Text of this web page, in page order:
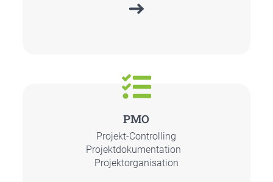
PMO
Pro­jekt-Con­trol­ling
Pro­jekt­do­ku­men­ta­ti­on
Pro­jekt­orga­ni­sa­ti­on